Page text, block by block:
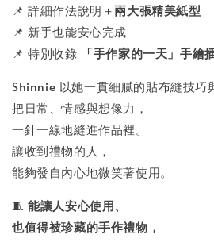
📌 詳細作法說明＋兩大張精美紙型
📌 新手也能安心完成
📌 特別收錄
「手作家的一天」手繪
Shinnie 以她一貫細膩的貼布縫技巧
把日常、情感與想像力，
一針一線地縫進作品裡。
讓收到禮物的人，
能夠發自內心地微笑著使用。
🧵能讓人安心使用、
也值得被珍藏的手作禮物，